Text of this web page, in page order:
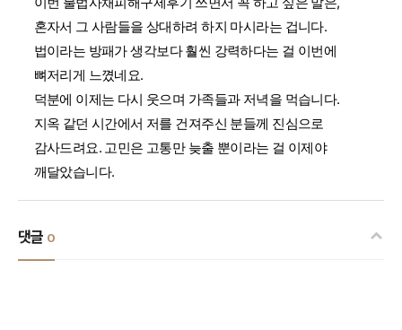
혼자서 그 사람들을 상대하려 하지 마시라는 겁니다.
법이라는 방패가 생각보다 훨씬 강력하다는 걸 이번에
뼈저리게 느꼈네요.
덕분에 이제는 다시 웃으며 가족들과 저녁을 먹습니다.
지옥 같던 시간에서 저를 건져주신 분들께 진심으로
감사드려요. 고민은 고통만 늦출 뿐이라는 걸 이제야
깨달았습니다.
댓글 0